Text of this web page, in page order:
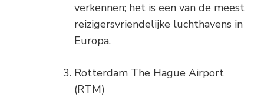
verkennen; het is een van de meest
reizigersvriendelijke luchthavens in
Europa.
Rotterdam The Hague Airport
(RTM)